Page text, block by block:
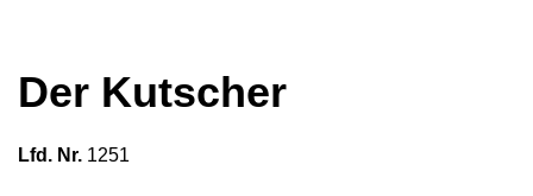
Der Kutscher
Lfd. Nr. 1251